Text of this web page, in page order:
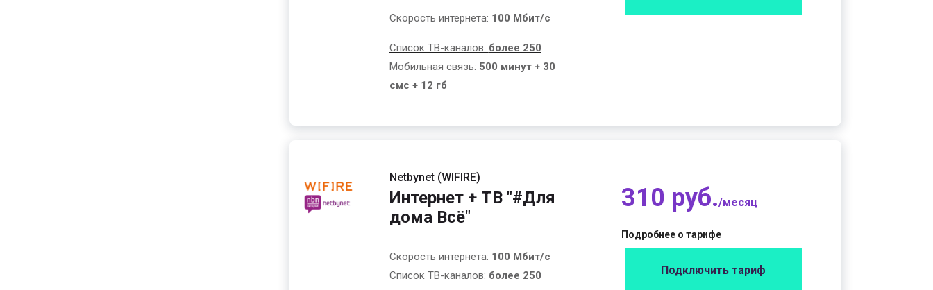
Скорость интернета: 100 Мбит/с
Список ТВ-каналов: более 250
Мобильная связь: 500 минут + 30
смс + 12 гб
Netbynet (WIFIRE)
Интернет + ТВ "#Для
дома Всё"
Скорость интернета: 100 Мбит/с
Список ТВ-каналов: более 250
310 руб./месяц
Подробнее о тарифе
Подключить тариф